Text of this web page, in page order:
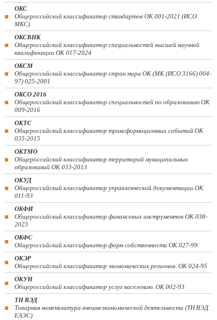
ОКС
Общероссийский классификатор стандартов ОК 001-2021 (ИСО
МКС)
ОКСВНК
Общероссийский классификатор специальностей высшей научной
квалификации ОК 017-2024
ОКСМ
Общероссийский классификатор стран мира ОК (МК (ИСО 3166) 004-
97) 025-2001
ОКСО 2016
Общероссийский классификатор специальностей по образованию ОК
009-2016
ОКТС
Общероссийский классификатор трансформационных событий ОК
035-2015
ОКТМО
Общероссийский классификатор территорий муниципальных
образований ОК 033-2013
ОКУД
Общероссийский классификатор управленческой документации ОК
011-93
ОКФИ
Общероссийский классификатор финансовых инструментов OK 038-
2023
ОКФС
Общероссийский классификатор форм собственности ОК 027-99
ОКЭР
Общероссийский классификатор экономических регионов. ОК 024-95
ОКУН
Общероссийский классификатор услуг населению. ОК 002-93
ТН ВЭД
Товарная номенклатура внешнеэкономической деятельности (ТН ВЭД
ЕАЭС)